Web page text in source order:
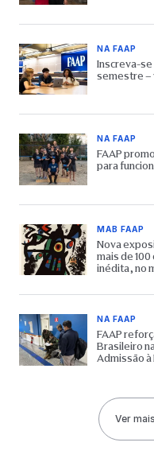
NA FAAP
Inscreva-se
semestre –
NA FAAP
FAAP
para
MAB FAAP
Nova
mais de
inédita, no
NA FAAP
FAAP
Brasileiro
Admissão à
Ver